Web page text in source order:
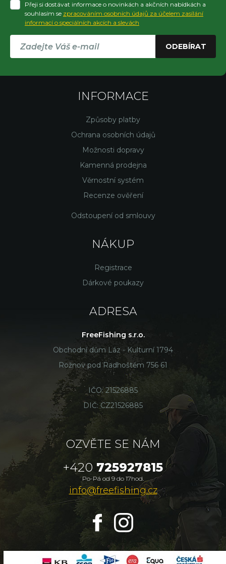
Přeji si dostávat informace o novinkách a akčních nabídkách a
souhlasím se zpracováním osobních údajů za účelem zasílání
informací o speciálních akcích a slevách
ODEBÍRAT
INFORMACE
Způsoby platby
Ochrana osobních údajů
Možnosti dopravy
Kamenná prodejna
Věrnostní systém
Recenze ověření
Odstoupení od smlouvy
NÁKUP
Registrace
Dárkové poukazy
ADRESA
FreeFishing s.r.o.
Obchodní dům Láz - Kulturní 1794
Rožnov pod Radhoštěm 756 61
IČO: 21526885
DIČ: CZ21526885
OZVĚTE SE NÁM
+420 725927815
Po-Pá od 9 do 17hod.
info@freefishing.cz